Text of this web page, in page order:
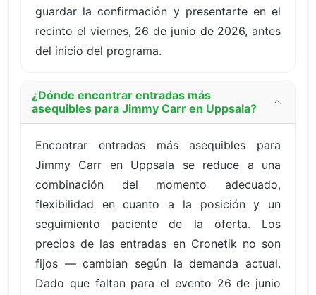
guardar la confirmación y presentarte en el
recinto el viernes, 26 de junio de 2026, antes
del inicio del programa.
¿Dónde encontrar entradas más
asequibles para Jimmy Carr en Uppsala?
Encontrar entradas más asequibles para
Jimmy Carr en Uppsala se reduce a una
combinación del momento adecuado,
flexibilidad en cuanto a la posición y un
seguimiento paciente de la oferta. Los
precios de las entradas en Cronetik no son
fijos — cambian según la demanda actual.
Dado que faltan para el evento 26 de junio